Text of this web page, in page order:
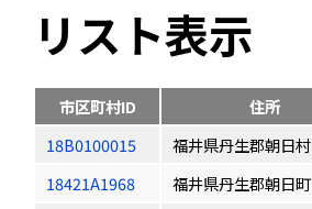
リスト表示
市区町村ID 住所
18B0100015
福井県丹生郡朝日村
18421A1968
福井県丹生郡朝日町